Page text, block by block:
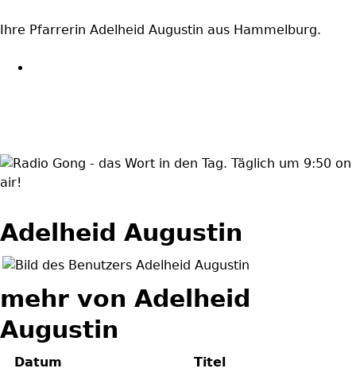
Ihre Pfarrerin Adelheid Augustin aus Hammelburg.
wortindentag-
Adelheid Augustin
mehr von Adelheid
Augustin
Datum
Titel